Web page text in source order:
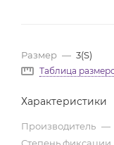
Размер — 3(S)
Таблица
Характеристики
Производитель —